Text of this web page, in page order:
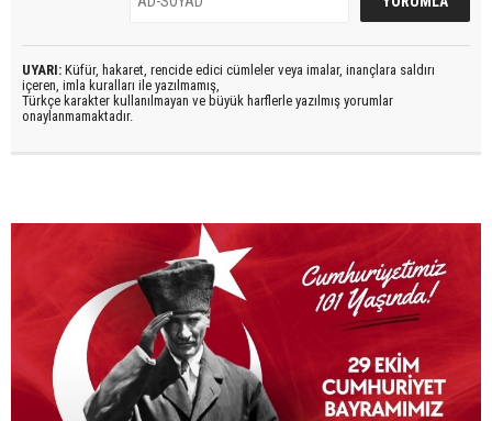
UYARI: Küfür, hakaret, rencide edici cümleler veya imalar, inançlara saldırı
içeren, imla kuralları ile yazılmamış,
Türkçe karakter kullanılmayan ve büyük harflerle yazılmış yorumlar
onaylanmamaktadır.